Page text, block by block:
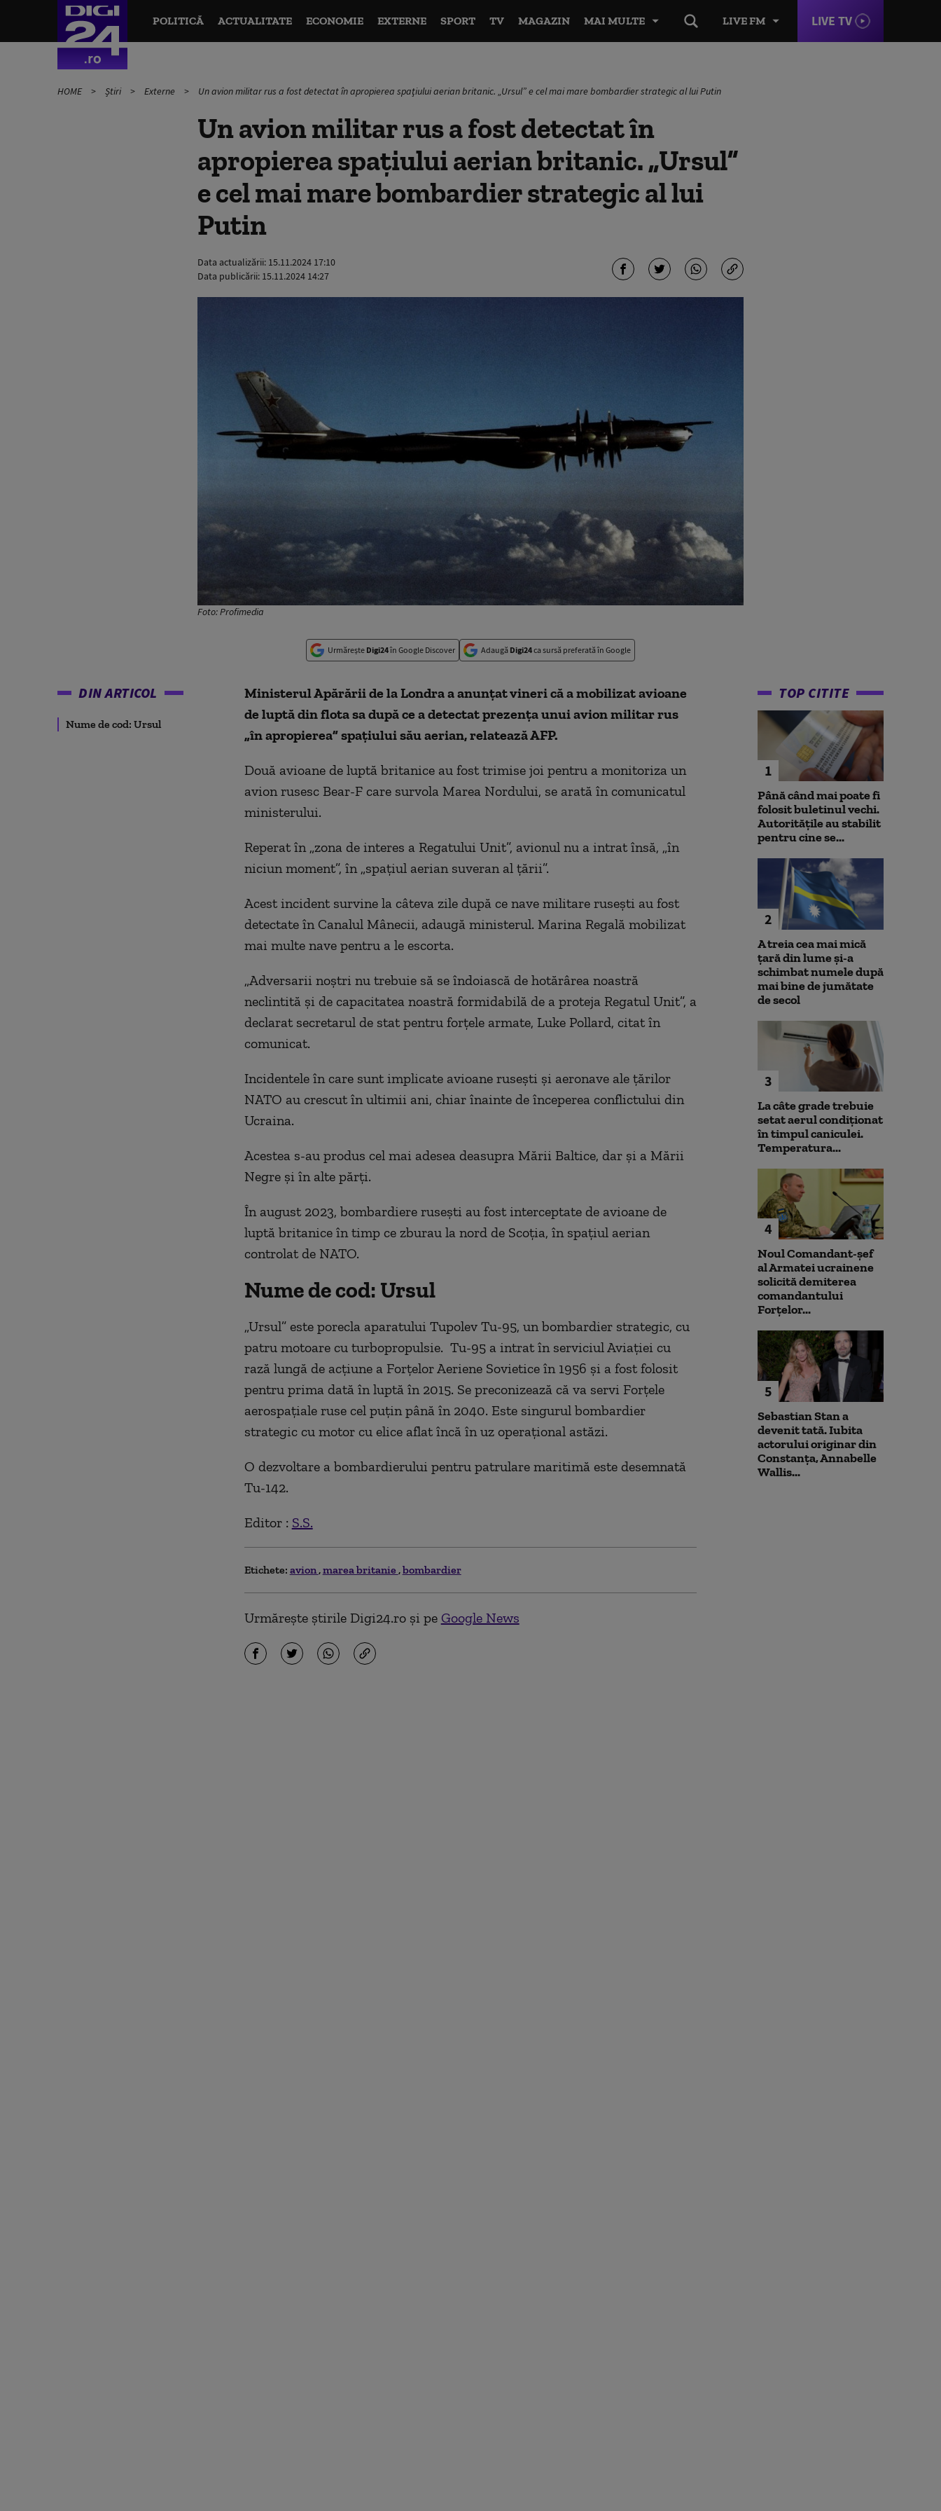
LIVE FM LIVE TV
POLITICĂ ACTUALITATE ECONOMIE EXTERNE SPORT TV MAGAZIN MAI MULTE
HOME Știri Externe Un avion militar rus a fost detectat în apropierea spaţiului aerian britanic. „Ursul” e cel mai mare bombardier strategic al lui Putin
Un avion militar rus a fost detectat în
apropierea spaţiului aerian britanic. „Ursul”
e cel mai mare bombardier strategic al lui
Putin
Data actualizării: 15.11.2024 17:10
Data publicării: 15.11.2024 14:27
Foto: Profimedia
Urmărește Digi24în Google Discover Adaugă Digi24ca sursă preferată în Google
DIN ARTICOL
Nume de cod: Ursul
Ministerul Apărării de la Londra a anunţat vineri că a mobilizat avioane
de luptă din flota sa după ce a detectat prezenţa unui avion militar rus
„în apropierea” spaţiului său aerian, relatează AFP.
Două avioane de luptă britanice au fost trimise joi pentru a monitoriza un
avion rusesc Bear-F care survola Marea Nordului, se arată în comunicatul
ministerului.
Reperat în „zona de interes a Regatului Unit”, avionul nu a intrat însă, „în
niciun moment”, în „spaţiul aerian suveran al ţării”.
Acest incident survine la câteva zile după ce nave militare ruseşti au fost
detectate în Canalul Mânecii, adaugă ministerul. Marina Regală mobilizat
mai multe nave pentru a le escorta.
„Adversarii noştri nu trebuie să se îndoiască de hotărârea noastră
neclintită şi de capacitatea noastră formidabilă de a proteja Regatul Unit”, a
declarat secretarul de stat pentru forţele armate, Luke Pollard, citat în
comunicat.
Incidentele în care sunt implicate avioane ruseşti şi aeronave ale ţărilor
NATO au crescut în ultimii ani, chiar înainte de începerea conflictului din
Ucraina.
Acestea s-au produs cel mai adesea deasupra Mării Baltice, dar şi a Mării
Negre şi în alte părţi.
În august 2023, bombardiere ruseşti au fost interceptate de avioane de
luptă britanice în timp ce zburau la nord de Scoţia, în spaţiul aerian
controlat de NATO.
Nume de cod: Ursul
„Ursul” este porecla aparatului Tupolev Tu-95, un bombardier strategic, cu
patru motoare cu turbopropulsie. Tu-95 a intrat în serviciul Aviației cu
rază lungă de acțiune a Forțelor Aeriene Sovietice în 1956 și a fost folosit
pentru prima dată în luptă în 2015. Se preconizează că va servi Forțele
aerospațiale ruse cel puțin până în 2040. Este singurul bombardier
strategic cu motor cu elice aflat încă în uz operațional astăzi.
O dezvoltare a bombardierului pentru patrulare maritimă este desemnată
Tu-142.
Editor : S.S.
Etichete: avion marea britanie bombardier
Urmărește știrile Digi24.ro și pe Google News
TOP CITITE
1
Până când mai poate fi
folosit buletinul vechi.
Autoritățile au stabilit
pentru cine se...
2
A treia cea mai mică
țară din lume și-a
schimbat numele după
mai bine de jumătate
de secol
3
La câte grade trebuie
setat aerul condiționat
în timpul caniculei.
Temperatura...
4
Noul Comandant-șef
al Armatei ucrainene
solicită demiterea
comandantului
Forțelor...
5
Sebastian Stan a
devenit tată. Iubita
actorului originar din
Constanța, Annabelle
Wallis...